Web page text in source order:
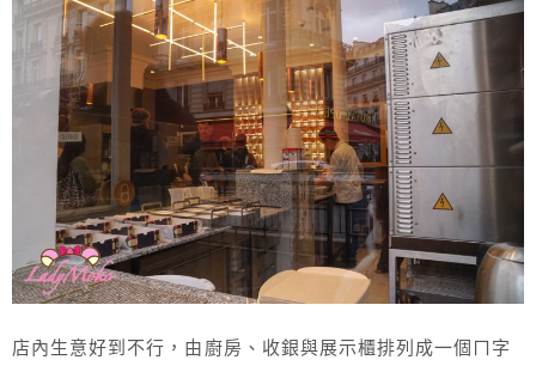
店內生意好到不行，由廚房、收銀與展示櫃排列成一個ㄇ字